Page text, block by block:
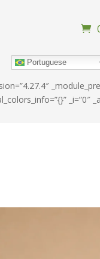
Portuguese
_i=”0″